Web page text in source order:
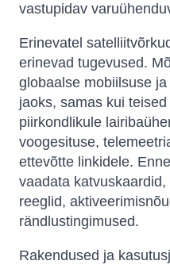
vastupidav
Erinevatel
erinevad tugevused.
globaalse mobiilsuse
jaoks, samas kui
piirkondlikule
voogesituse,
ettevõtte linkidele.
vaadata
reeglid,
rändlustingimused.
Rakendused ja